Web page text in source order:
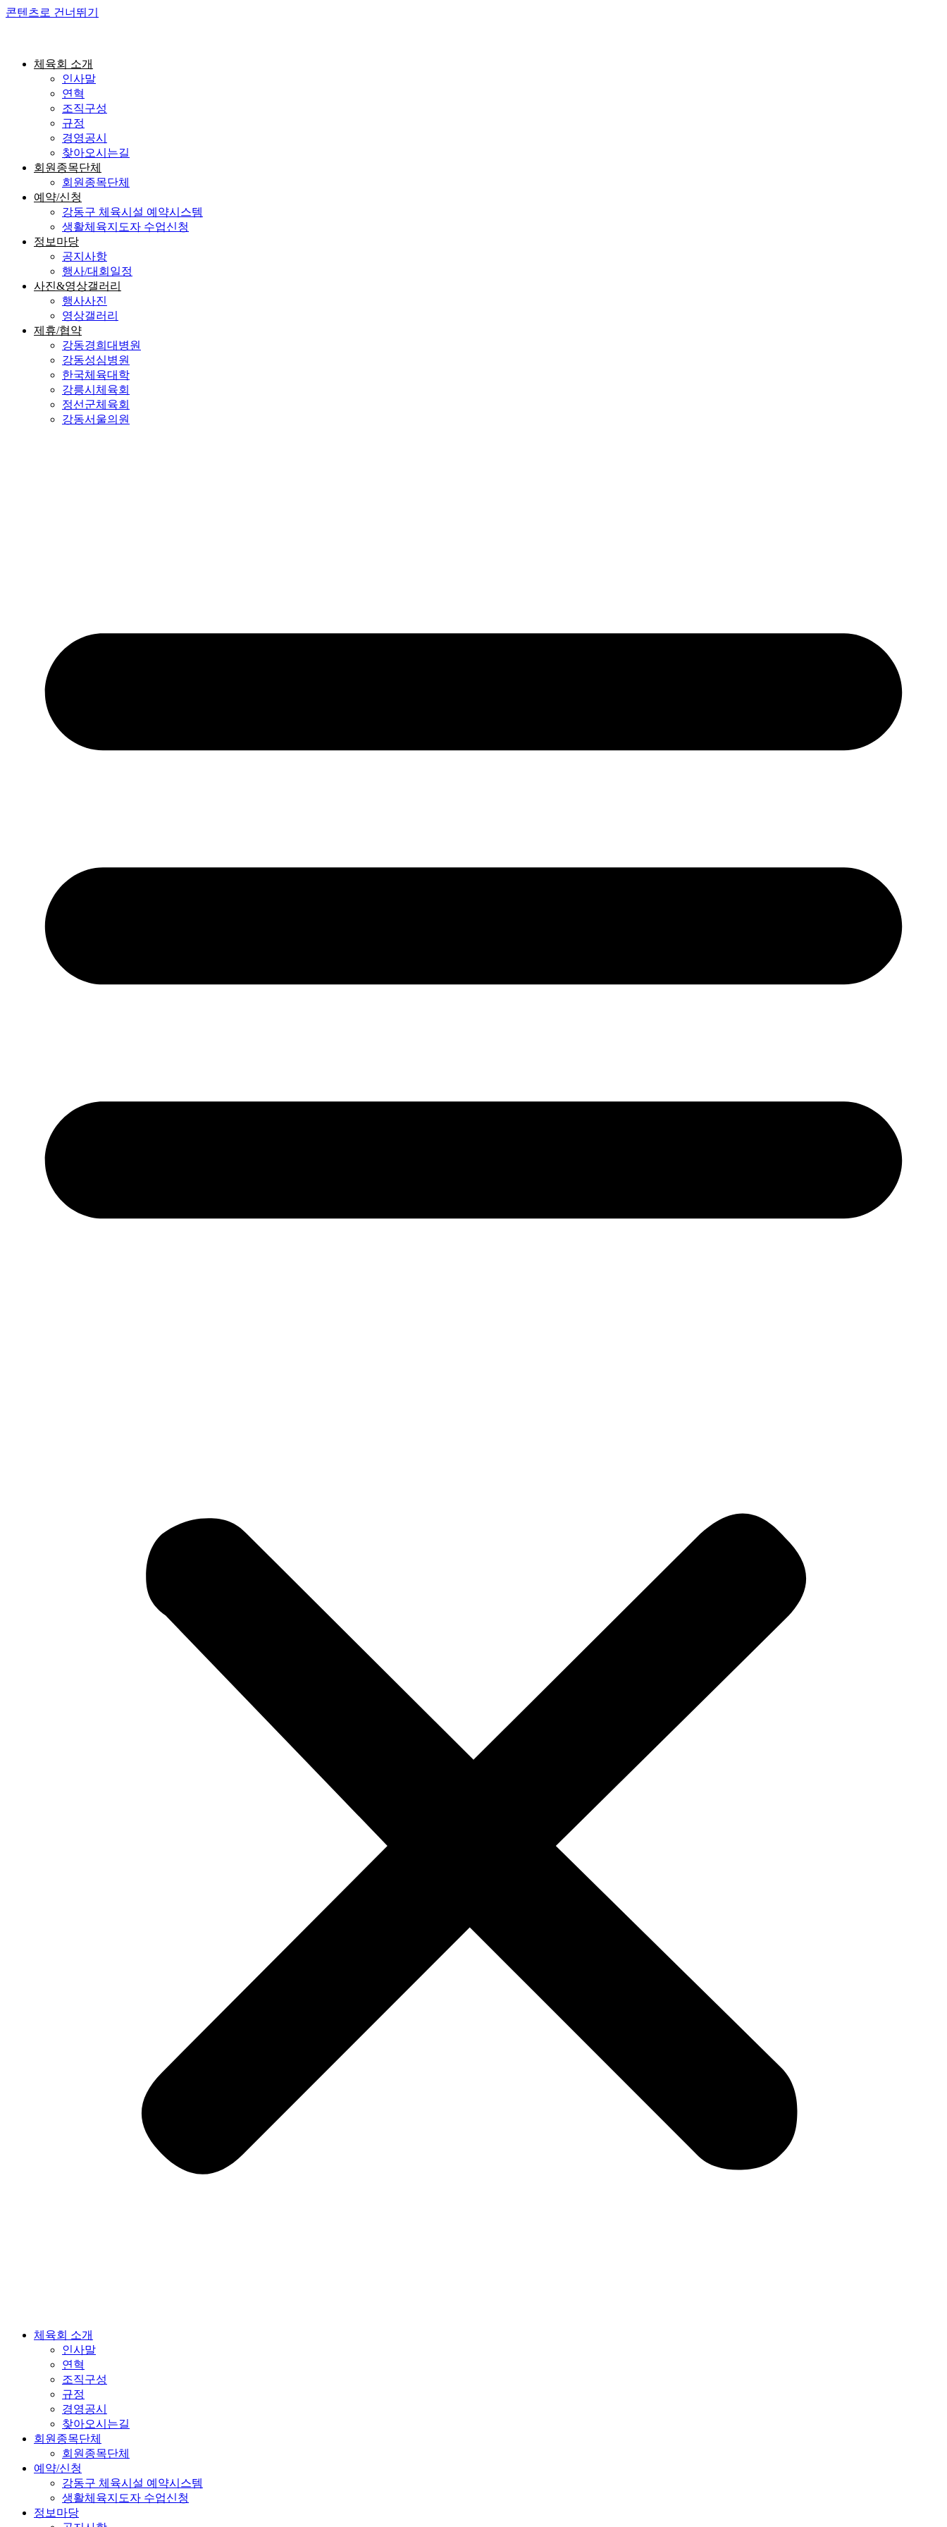
콘텐츠로 건너뛰기
체육회 소개
인사말
연혁
조직구성
규정
경영공시
찾아오시는길
회원종목단체
회원종목단체
예약/신청
강동구 체육시설 예약시스템
생활체육지도자 수업신청
정보마당
공지사항
행사/대회일정
사진&영상갤러리
행사사진
영상갤러리
제휴/협약
강동경희대병원
강동성심병원
한국체육대학
강릉시체육회
정선군체육회
강동서울의원
체육회 소개
인사말
연혁
조직구성
규정
경영공시
찾아오시는길
회원종목단체
회원종목단체
예약/신청
강동구 체육시설 예약시스템
생활체육지도자 수업신청
정보마당